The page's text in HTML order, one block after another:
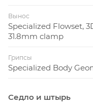
Вынос
Specialized Flowset,
31.8mm clamp
Грипсы
Specialized Body
Седло и штырь